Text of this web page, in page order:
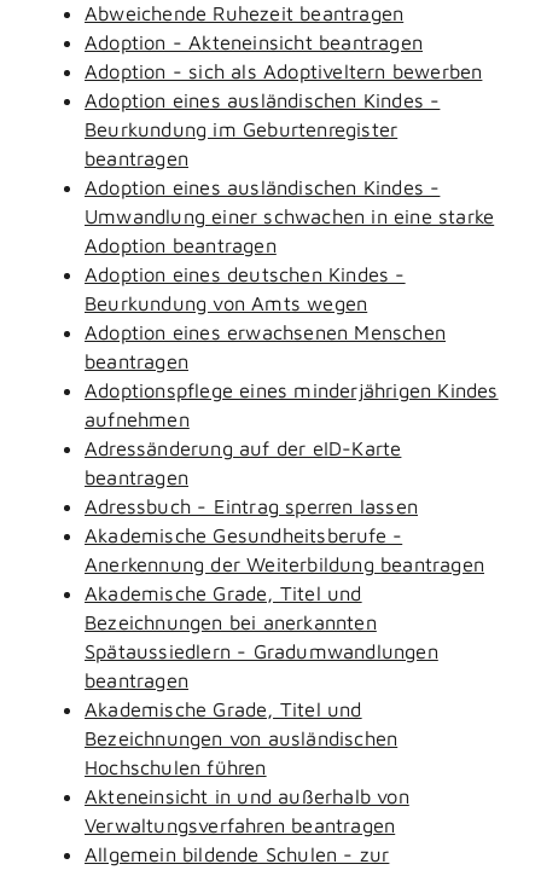
Abweichende Ruhezeit beantragen
Adoption - Akteneinsicht beantragen
Adoption - sich als Adoptiveltern bewerben
Adoption eines ausländischen Kindes -
Beurkundung im Geburtenregister
beantragen
Adoption eines ausländischen Kindes -
Umwandlung einer schwachen in eine starke
Adoption beantragen
Adoption eines deutschen Kindes -
Beurkundung von Amts wegen
Adoption eines erwachsenen Menschen
beantragen
Adoptionspflege eines minderjährigen Kindes
aufnehmen
Adressänderung auf der eID-Karte
beantragen
Adressbuch - Eintrag sperren lassen
Akademische Gesundheitsberufe -
Anerkennung der Weiterbildung beantragen
Akademische Grade, Titel und
Bezeichnungen bei anerkannten
Spätaussiedlern - Gradumwandlungen
beantragen
Akademische Grade, Titel und
Bezeichnungen von ausländischen
Hochschulen führen
Akteneinsicht in und außerhalb von
Verwaltungsverfahren beantragen
Allgemein bildende Schulen - zur